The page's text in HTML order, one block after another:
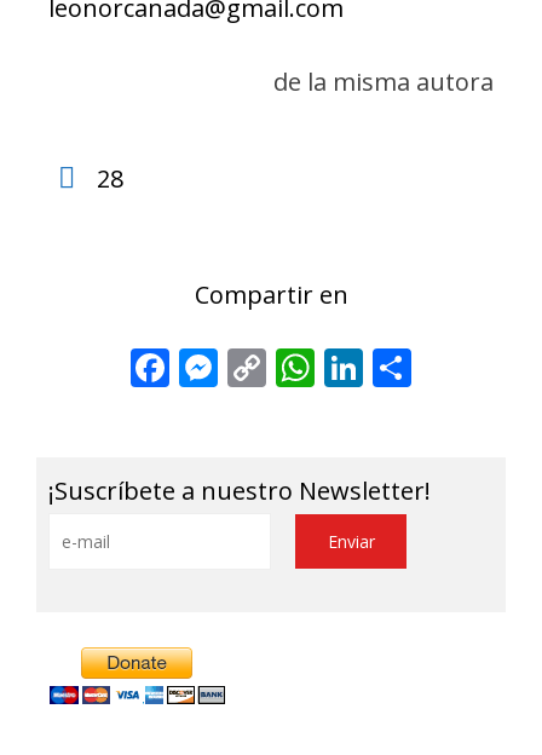
leonorcanada@gmail.com
de la misma autora
28
Compartir en
Facebook
Messenger
CopyWhatsApp
LinkedIn
¡Suscríbete a nuestro Newsletter!